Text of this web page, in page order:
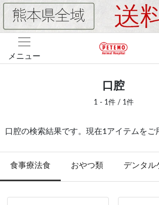
メニュー
口腔
1 - 1件 / 1件
口腔の検索結果です。現在1アイテムをご
食事療法食 おやつ類 デンタル